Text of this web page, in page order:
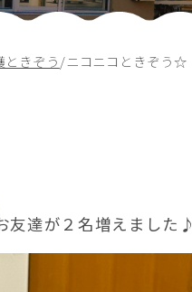
ときぞう/ニコニコときぞう☆
友達が２名増えました♪